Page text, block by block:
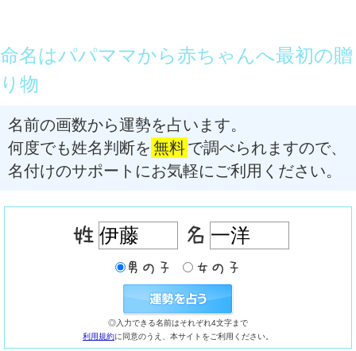
命名はパパママから赤ちゃんへ最初の贈
り物
名前の画数から運勢を占います。
何度でも姓名判断を 無料で調べられますので、
名付けのサポートにお気軽にご利用ください。
◎入力できる名前はそれぞれ4文字まで
利用規約に同意のうえ、本サイトをご利用ください。